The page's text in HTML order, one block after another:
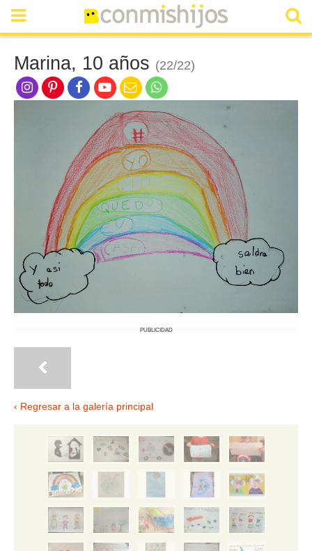
Marina, 10 años (22/22)
PUBLICIDAD
‹ Regresar a la galería principal